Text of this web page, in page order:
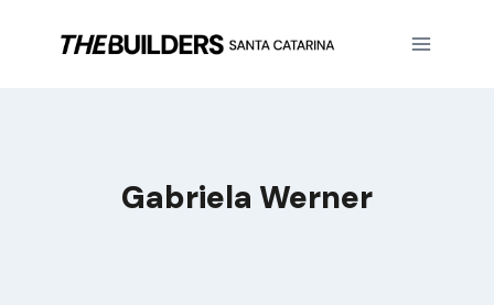
Gabriela Werner